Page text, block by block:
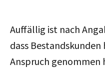
Auffällig ist nach
dass
Anspruch genommen